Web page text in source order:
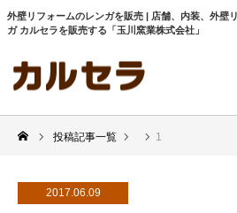
外壁リフォームのレンガを販売 | 店舗、内装、外壁
ガ カルセラを販売する「玉川窯業株式会社」
投稿記事一覧 1
2017.06.09